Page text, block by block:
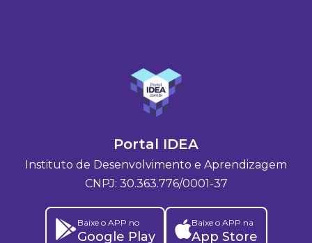
Portal IDEA
Instituto de Desenvolvimento e Aprendizagem
CNPJ: 30.363.776/0001-37
Baixe o APP no
Google Play
Baixe o APP na
App Store